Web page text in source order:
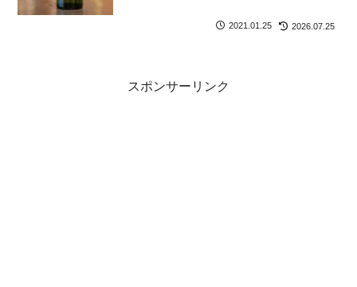
2021.01.25 2026.07.25
スポンサーリンク